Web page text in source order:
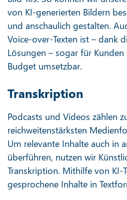
von KI-generierten Bildern
und anschaulich gestalten.
Voice-over-Texten ist – dank
Lösungen – sogar für
Budget umsetzbar.
Transkription
Podcasts und Videos zählen
reichweitenstärksten
Um relevante Inhalte auch in
überführen, nutzen wir
Transkription. Mithilfe von KI-
gesprochene Inhalte in